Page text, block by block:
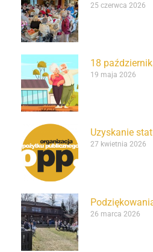
25 czerwca 2026
18
19 maja 2026
Uzyskanie
27 kwietnia 2026
26 marca 2026